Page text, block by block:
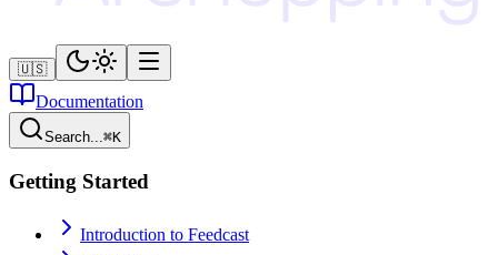
🇺🇸
Documentation
Search...⌘K
Getting Started
Introduction to Feedcast